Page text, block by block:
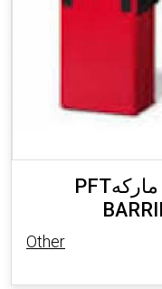
PFTبوابات ماركه AUTOMATIC
Other